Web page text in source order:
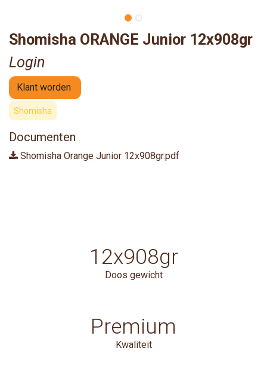
Shomisha ORANGE Junior 12x908gr
Login
Klant worden
Shomisha
Documenten
Shomisha Orange Junior 12x908gr.pdf
12x908gr
Doos gewicht
Premium
Kwaliteit